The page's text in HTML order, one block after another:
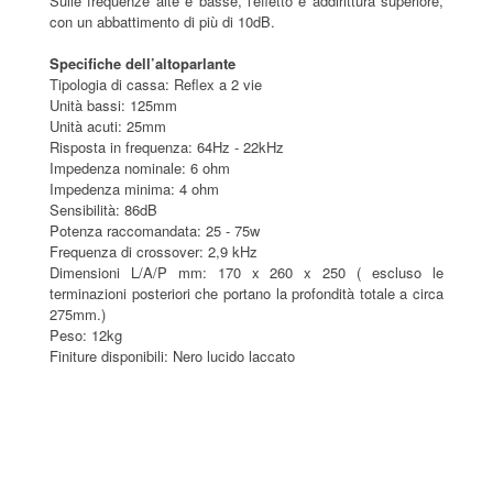
con un abbattimento di più di 10dB.
Specifiche dell’altoparlante
Tipologia di cassa: Reflex a 2 vie
Unità bassi: 125mm
Unità acuti: 25mm
Risposta in frequenza: 64Hz - 22kHz
Impedenza nominale: 6 ohm
Impedenza minima: 4 ohm
Sensibilità: 86dB
Potenza raccomandata: 25 - 75w
Frequenza di crossover: 2,9 kHz
Dimensioni L/A/P mm: 170 x 260 x 250 ( escluso le
terminazioni posteriori che portano la profondità totale a circa
275mm.)
Peso: 12kg
Finiture disponibili: Nero lucido laccato